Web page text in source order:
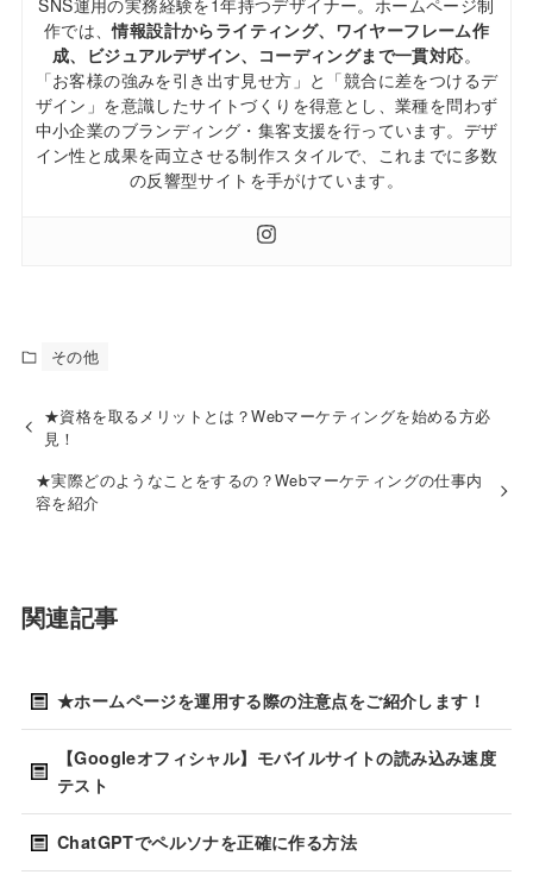
SNS運用の実務経験を1年持つデザイナー。ホームページ制
作では、情報設計からライティング、ワイヤーフレーム作
成、ビジュアルデザイン、コーディングまで一貫対応。
「お客様の強みを引き出す見せ方」と「競合に差をつけるデ
ザイン」を意識したサイトづくりを得意とし、業種を問わず
中小企業のブランディング・集客支援を行っています。デザ
イン性と成果を両立させる制作スタイルで、これまでに多数
の反響型サイトを手がけています。
その他
★資格を取るメリットとは？Webマーケティングを始める方必
見！
★実際どのようなことをするの？Webマーケティングの仕事内
容を紹介
関連記事
★ホームページを運用する際の注意点をご紹介します！
【Googleオフィシャル】モバイルサイトの読み込み速度
テスト
ChatGPTでペルソナを正確に作る方法